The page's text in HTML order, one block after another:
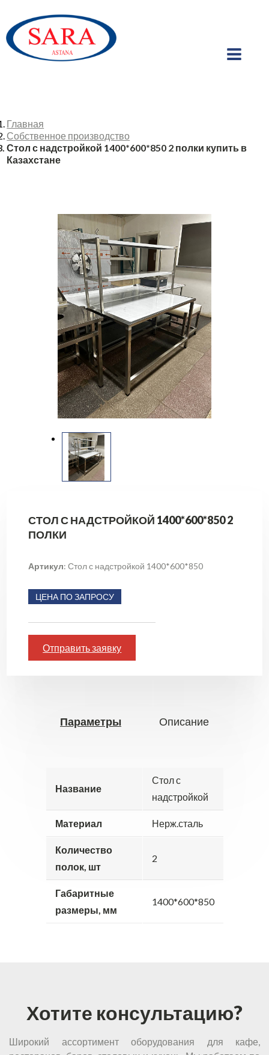
Главная
Собственное производство
Стол с надстройкой 1400*600*850 2 полки купить в
Казахстане
СТОЛ С НАДСТРОЙКОЙ 1400*600*850 2
ПОЛКИ
Артикул: Стол с надстройкой 1400*600*850
ЦЕНА ПО ЗАПРОСУ
Отправить заявку
Параметры Описание
Название
Стол с
надстройкой
Материал Нерж.сталь
Количество
полок, шт
2
Габаритные
размеры, мм
1400*600*850
Хотите консультацию?
Широкий ассортимент оборудования для кафе,